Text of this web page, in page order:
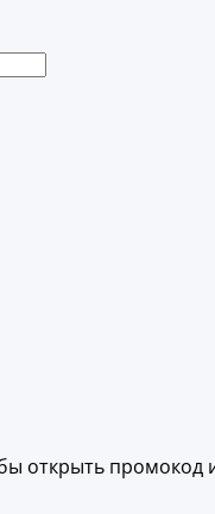
открыть промокод